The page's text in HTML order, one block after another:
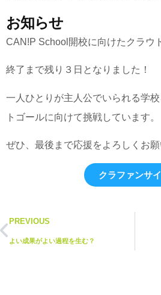
お知らせ
CAN!P School開校に向けたクラウ
終了まで残り３日となりました！
一人ひとりが主人公でいられる学
トゴールに向けて挑戦しています。
ぜひ、最後まで応援をよろしくお願
クラファンサ
PREVIOUS
よい成果がよい過程を生む？